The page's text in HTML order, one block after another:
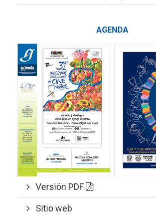
AGENDA
Versión PDF
Sitio web